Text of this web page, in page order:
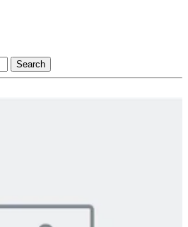
Search